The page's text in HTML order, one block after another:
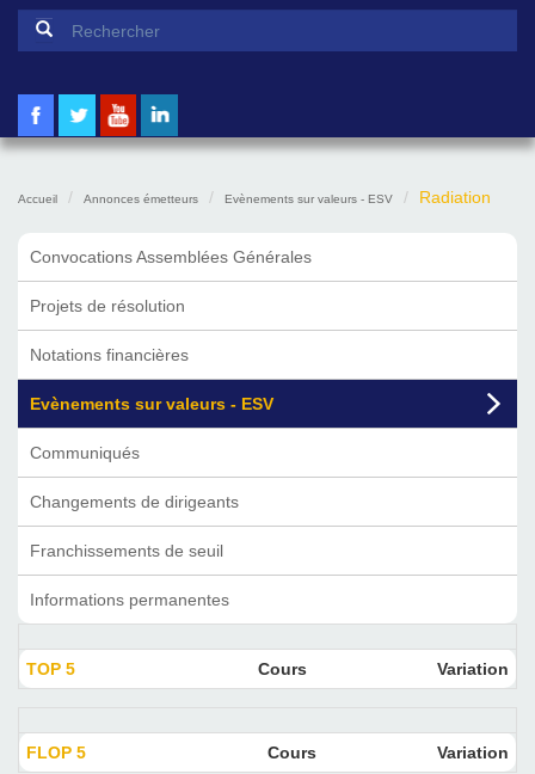
Formulaire de recherche
Accueil Annonces émetteurs Evènements sur valeurs - ESV Radiation
Convocations Assemblées Générales
Projets de résolution
Notations financières
Evènements sur valeurs - ESV
Communiqués
Changements de dirigeants
Franchissements de seuil
Informations permanentes
TOP 5 Cours Variation
FLOP 5 Cours Variation